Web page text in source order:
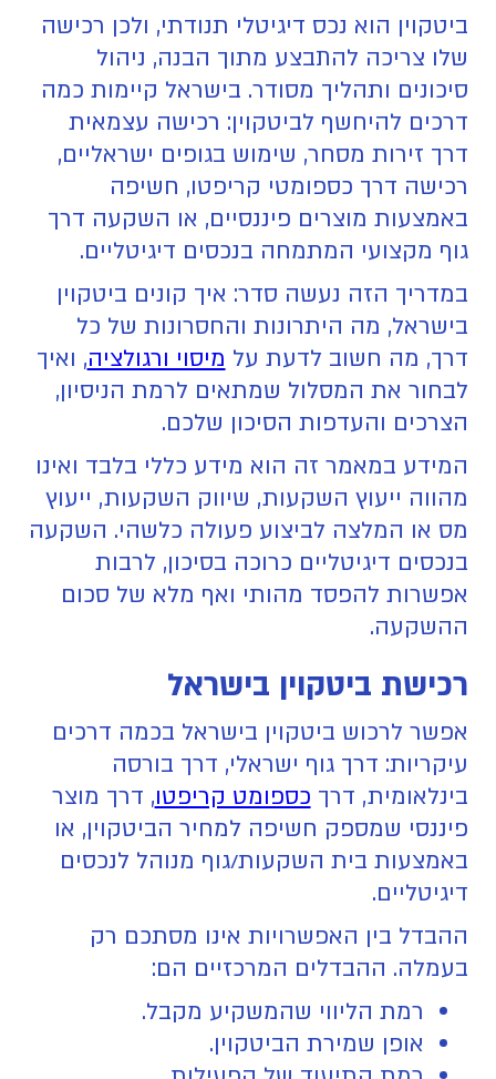
ביטקוין הוא נכס דיגיטלי תנודתי, ולכן רכישה
שלו צריכה להתבצע מתוך הבנה, ניהול
סיכונים ותהליך מסודר. בישראל קיימות כמה
דרכים להיחשף לביטקוין: רכישה עצמאית
דרך זירות מסחר, שימוש בגופים ישראליים,
רכישה דרך כספומטי קריפטו, חשיפה
באמצעות מוצרים פיננסיים, או השקעה דרך
גוף מקצועי המתמחה בנכסים דיגיטליים.
במדריך הזה נעשה סדר: איך קונים ביטקוין
בישראל, מה היתרונות והחסרונות של כל
דרך, מה חשוב לדעת על מיסוי ורגולציה, ואיך
לבחור את המסלול שמתאים לרמת הניסיון,
הצרכים והעדפות הסיכון שלכם.
המידע במאמר זה הוא מידע כללי בלבד ואינו
מהווה ייעוץ השקעות, שיווק השקעות, ייעוץ
מס או המלצה לביצוע פעולה כלשהי. השקעה
בנכסים דיגיטליים כרוכה בסיכון, לרבות
אפשרות להפסד מהותי ואף מלא של סכום
ההשקעה.
רכישת ביטקוין בישראל
אפשר לרכוש ביטקוין בישראל בכמה דרכים
עיקריות: דרך גוף ישראלי, דרך בורסה
בינלאומית, דרך כספומט קריפטו, דרך מוצר
פיננסי שמספק חשיפה למחיר הביטקוין, או
באמצעות בית השקעות/גוף מנוהל לנכסים
דיגיטליים.
ההבדל בין האפשרויות אינו מסתכם רק
בעמלה. ההבדלים המרכזיים הם:
רמת הליווי שהמשקיע מקבל.
אופן שמירת הביטקוין.